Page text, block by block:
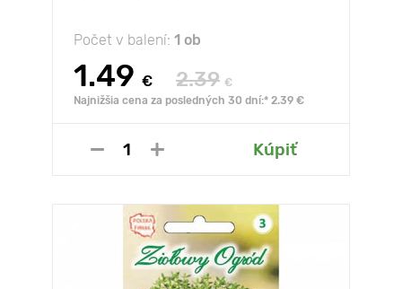
Počet v balení: 1 ob
1.49 € 2.39 €
Najnižšia cena za posledných 30 dní:* 2.39 €
Kúpiť